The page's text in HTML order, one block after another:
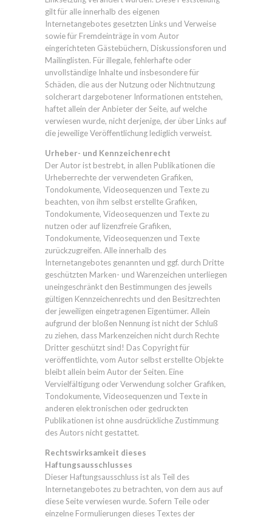
gilt für alle innerhalb des eigenen
Internetangebotes gesetzten Links und Verweise
sowie für Fremdeinträge in vom Autor
eingerichteten Gästebüchern, Diskussionsforen und
Mailinglisten. Für illegale, fehlerhafte oder
unvollständige Inhalte und insbesondere für
Schäden, die aus der Nutzung oder Nichtnutzung
solcherart dargebotener Informationen entstehen,
haftet allein der Anbieter der Seite, auf welche
verwiesen wurde, nicht derjenige, der über Links auf
die jeweilige Veröffentlichung lediglich verweist.
Urheber- und Kennzeichenrecht
Der Autor ist bestrebt, in allen Publikationen die
Urheberrechte der verwendeten Grafiken,
Tondokumente, Videosequenzen und Texte zu
beachten, von ihm selbst erstellte Grafiken,
Tondokumente, Videosequenzen und Texte zu
nutzen oder auf lizenzfreie Grafiken,
Tondokumente, Videosequenzen und Texte
zurückzugreifen. Alle innerhalb des
Internetangebotes genannten und ggf. durch Dritte
geschützten Marken- und Warenzeichen unterliegen
uneingeschränkt den Bestimmungen des jeweils
gültigen Kennzeichenrechts und den Besitzrechten
der jeweiligen eingetragenen Eigentümer. Allein
aufgrund der bloßen Nennung ist nicht der Schluß
zu ziehen, dass Markenzeichen nicht durch Rechte
Dritter geschützt sind! Das Copyright für
veröffentlichte, vom Autor selbst erstellte Objekte
bleibt allein beim Autor der Seiten. Eine
Vervielfältigung oder Verwendung solcher Grafiken,
Tondokumente, Videosequenzen und Texte in
anderen elektronischen oder gedruckten
Publikationen ist ohne ausdrückliche Zustimmung
des Autors nicht gestattet.
Rechtswirksamkeit dieses
Haftungsausschlusses
Dieser Haftungsausschluss ist als Teil des
Internetangebotes zu betrachten, von dem aus auf
diese Seite verwiesen wurde. Sofern Teile oder
einzelne Formulierungen dieses Textes der